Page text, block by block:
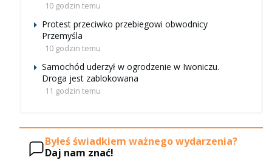
10 godzin temu
Protest przeciwko przebiegowi obwodnicy
Przemyśla
10 godzin temu
Samochód uderzył w ogrodzenie w Iwoniczu.
Droga jest zablokowana
11 godzin temu
Byłeś świadkiem ważnego wydarzenia?
Daj nam znać!